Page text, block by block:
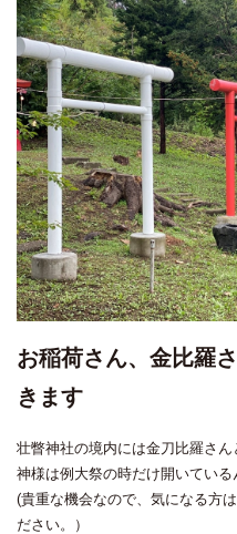
お稲荷さん、金比羅
きます
壮瞥神社の境内には金刀比羅さ
神様は例大祭の時だけ開いている
(貴重な機会なので、気になる方
ださい。）